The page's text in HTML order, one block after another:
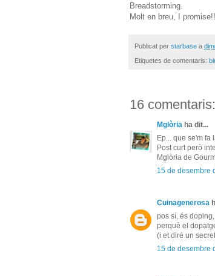
Breadstorming.
Molt en breu, I promise!!
Publicat per starbase a
Etiquetes de comentaris:
16 comentaris:
Mglòria ha dit...
Ep... que se'm
Post curt però
Mglòria de
15 de desembre
Cuinagenerosa
pos sí, és
perquè el
(i et diré un
15 de desembre